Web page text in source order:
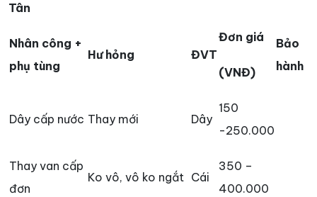
Tân
Nhân công +
phụ tùng
Hư hỏng ĐVT
Đơn giá
Bảo
hành
(VNĐ)
Dây cấp nước Thay mới Dây
150
-250.000
Thay van cấp
đơn
Ko vô, vô ko ngắt Cái
350 –
400.000